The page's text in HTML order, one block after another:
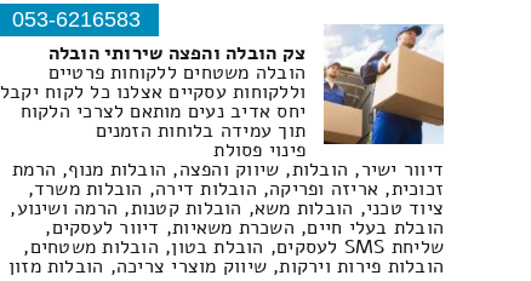
053-6216583
צק הובלה והפצה שירותי הובלה
הובלה משטחים ללקוחות פרטיים
וללקוחות עסקיים אצלנו כל לקוח יקבל
יחס אדיב נעים מותאם לצרכי הלקוח
תוך עמידה בלוחות הזמנים
פינוי פסולת
דיוור ישיר, הובלות, שיווק והפצה, הובלות מנוף, הרמת
זכוכית, אריזה ופריקה, הובלות דירה, הובלות משרד,
ציוד טכני, הובלות משא, הובלות קטנות, הרמה ושינוע,
הובלת בעלי חיים, השכרת משאיות, דיוור לעסקים,
שליחת SMS לעסקים, הובלת בטון, הובלות משטחים,
הובלות פירות וירקות, שיווק מוצרי צריכה, הובלות מזון